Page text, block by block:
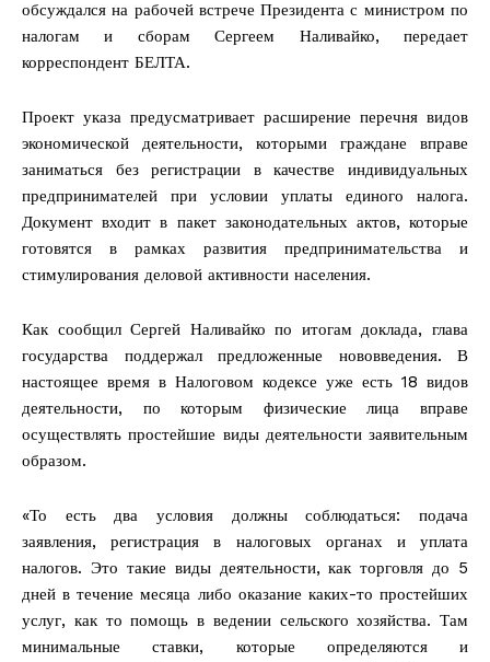
обсуждался на рабочей встрече Президента с министром по
налогам и сборам Сергеем Наливайко, передает
корреспондент БЕЛТА.
Проект указа предусматривает расширение перечня видов
экономической деятельности, которыми граждане вправе
заниматься без регистрации в качестве индивидуальных
предпринимателей при условии уплаты единого налога.
Документ входит в пакет законодательных актов, которые
готовятся в рамках развития предпринимательства и
стимулирования деловой активности населения.
Как сообщил Сергей Наливайко по итогам доклада, глава
государства поддержал предложенные нововведения. В
настоящее время в Налоговом кодексе уже есть 18 видов
деятельности, по которым физические лица вправе
осуществлять простейшие виды деятельности заявительным
образом.
«То есть два условия должны соблюдаться: подача
заявления, регистрация в налоговых органах и уплата
налогов. Это такие виды деятельности, как торговля до 5
дней в течение месяца либо оказание каких-то простейших
услуг, как то помощь в ведении сельского хозяйства. Там
минимальные ставки, которые определяются и